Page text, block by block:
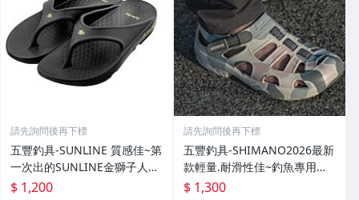
請先詢問後再下標
五豐釣具-SUNLINE 質感佳~第
一次出的SUNLINE金獅子人字
夾腳拖鞋SUS-401特價1200元
$ 1,200
請先詢問後再下標
五豐釣具-SHIMANO2026最新
款輕量.耐滑性佳~釣魚專用布
希涼鞋 FS-091I特價1300元
$ 1,300